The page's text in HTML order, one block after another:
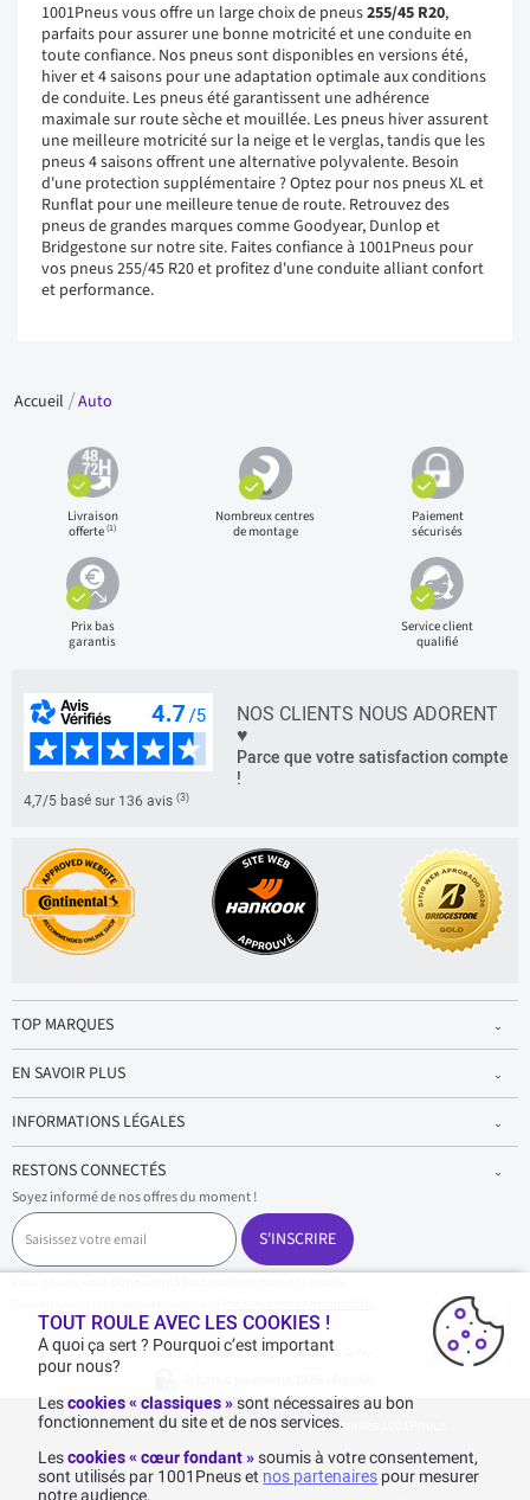
1001Pneus vous offre un large choix de pneus255/45 R20,
parfaits pour assurer une bonne motricité et une conduite en
toute confiance. Nos pneus sont disponibles en versions été,
hiver et 4 saisons pour une adaptation optimale aux conditions
de conduite. Les pneus été garantissent une adhérence
maximale sur route sèche et mouillée. Les pneus hiver assurent
une meilleure motricité sur la neige et le verglas, tandis que les
pneus 4 saisons offrent une alternative polyvalente. Besoin
d'une protection supplémentaire ? Optez pour nos pneus XL et
Runflat pour une meilleure tenue de route. Retrouvez des
pneus de grandes marques comme Goodyear, Dunlop et
Bridgestone sur notre site. Faites confiance à 1001Pneus pour
vos pneus 255/45 R20 et profitez d'une conduite alliant confort
et performance.
Accueil Auto
Livraison
offerte(1)
Nombreux centres
de montage
Paiement
sécurisés
Prix bas
garantis
Service client
qualifié
NOS CLIENTS NOUS ADORENT
♥
Parce que votre satisfaction compte
!
4,7/5 basé sur 136 avis (3)
TOP MARQUES
EN SAVOIR PLUS
INFORMATIONS LÉGALES
RESTONS CONNECTÉS
Soyez informé de nos offres du moment !
S
a
i
s
S'INSCRIRE
1001pneus - Copyright 2026 - Tous droits réservés 1001Pneus
TOUT ROULE AVEC LES COOKIES !
A quoi ça sert ? Pourquoi c’est important
pour nous?
Lescookies « classiques »sont nécessaires au bon
fonctionnement du site et de nos services.
Lescookies « cœur fondant » soumis à votre consentement,
sont utilisés par 1001Pneus et nos partenaires pour mesurer
notre audience.